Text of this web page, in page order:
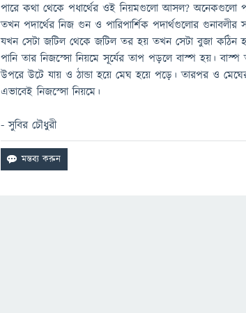
পারে কথা থেকে পধার্থের ওই নিয়মগুলো আসল? অনেকগুলো
তখন পদার্থের নিজ গুন ও পারিপার্শিক পদার্থগুলোর গুনাবলীর
যখন সেটা জটিল থেকে জটিল তর হয় তখন সেটা বুজা কঠিন
পানি তার নিজস্সো নিয়মে সূর্যের তাপ পড়লে বাস্প হয়।
উপরে উটে যায় ও ঠান্ডা হয়ে মেঘ হয়ে পড়ে। তারপর ও
এভাবেই নিজস্সো নিয়মে।
- সুবির চৌধুরী